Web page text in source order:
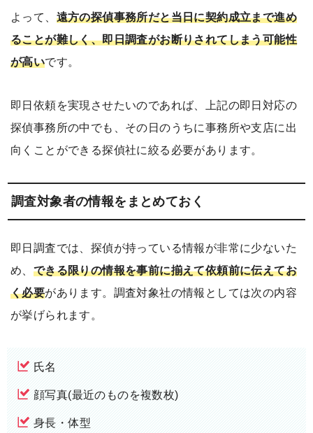
よって、 遠方の探偵事務所だと当日に契約成立まで進め
ることが難しく、即日調査がお断りされてしまう可能性
が高いです。
即日依頼を実現させたいのであれば、上記の即日対応の
探偵事務所の中でも、その日のうちに事務所や支店に出
向くことができる探偵社に絞る必要があります。
調査対象者の情報をまとめておく
即日調査では、探偵が持っている情報が非常に少ないた
め、 できる限りの情報を事前に揃えて依頼前に伝えてお
く必要があります。調査対象社の情報としては次の内容
が挙げられます。
氏名
顔写真(最近のものを複数枚)
身長・体型